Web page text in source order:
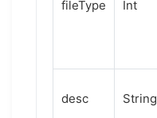
fileType Int
desc String